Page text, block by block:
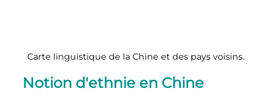
Carte linguistique de la Chine et des pays voisins.
Notion d'ethnie en Chine